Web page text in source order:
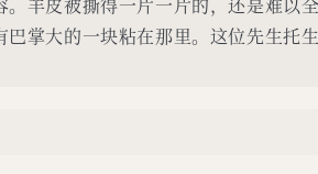
羊皮被撕得一片一片的，还是难以
掌大的一块粘在那里。这位先生托